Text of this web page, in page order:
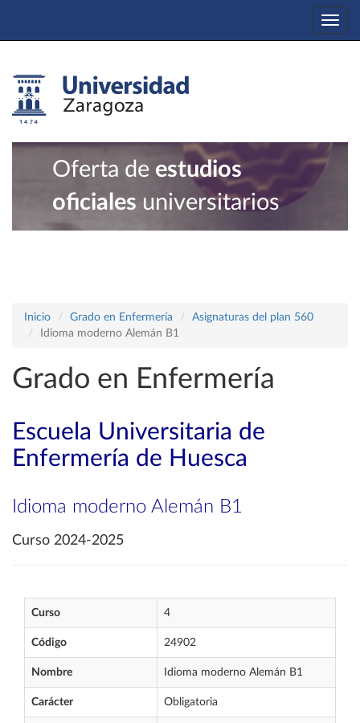
Oferta de estudios
oficiales universitarios
Inicio Grado en Enfermería
Asignaturas del plan 560
Idioma moderno Alemán B1
Grado en Enfermería
Escuela Universitaria de
Enfermería de Huesca
Idioma moderno Alemán B1
Curso 2024-2025
Curso 4
Código 24902
Nombre Idioma moderno Alemán B1
Carácter Obligatoria